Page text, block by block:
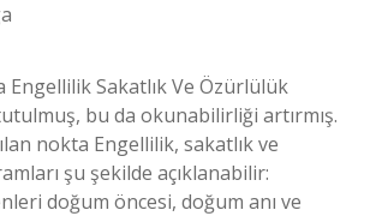
Engellilik Sakatlık Ve Özürlülük
bu da okunabilirliği artırmış.
nokta Engellilik, sakatlık ve
şu şekilde açıklanabilir:
doğum öncesi, doğum anı ve